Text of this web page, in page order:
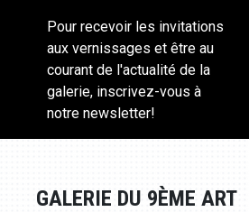
Pour recevoir les invitations
aux vernissages et être au
courant de l'actualité de la
galerie, inscrivez-vous à
notre newsletter!
GALERIE DU 9ÈME ART